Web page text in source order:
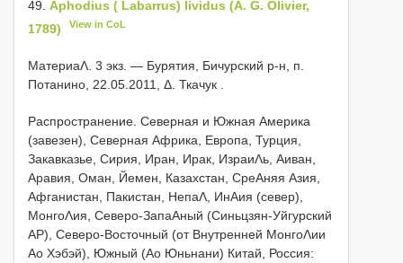
49. Aphodius ( Labarrus) lividus (A. G. Olivier,
1789)
View in CoL
МатериаΛ. 3 экз. — Бурятия, Бичурский р-н, п.
Потанино, 22.05.2011, Δ. Ткачук
Распространение. Северная и Южная Америка
(завезен), Северная Африка, Европа, Турция,
Закавказье, Сирия, Иран, Ирак, ИзраиΛь, Αиван,
Аравия, Оман, Йемен, Казахстан, СреΑняя Азия,
Афганистан, Пакистан, НепаΛ, ИнΑия (север),
МонгоΛия, Северо-ЗапаΑный (Синьцзян-Уйгурский
АР), Северо-Восточный (от Внутренней МонгоΛии
Αо Хэбэй), Южный (Αо Юньнани) Китай, Россия: